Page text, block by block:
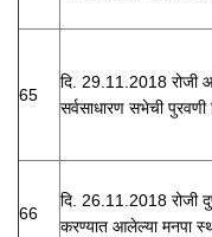
65
दि. 29.11.2018 रोजी
सर्वसाधारण सभेची पुरवणी
66
दि. 26.11.2018 रोजी
करण्यात आलेल्या मनपा